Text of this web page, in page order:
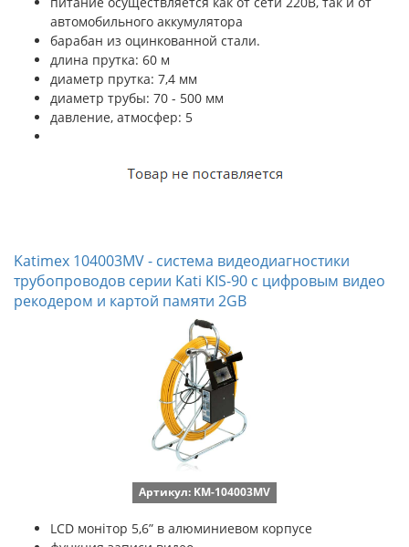
автомобильного аккумулятора
барабан из оцинкованной стали.
длина прутка: 60 м
диаметр прутка: 7,4 мм
диаметр трубы: 70 - 500 мм
давление, атмосфер: 5
Katimex 104003MV - система видеодиагностики
трубопроводов серии Kati KIS-90 с цифровым видео
рекодером и картой памяти 2GB
Артикул: KM-104003MV
LCD монітор 5,6” в алюминиевом корпусе